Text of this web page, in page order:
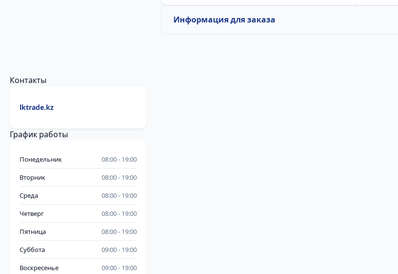
Информация для заказа
Контакты
lktrade.kz
График работы
Понедельник 08:00 19:00
Вторник 08:00 19:00
Среда 08:00 19:00
Четверг 08:00 19:00
Пятница 08:00 19:00
Суббота 09:00 19:00
Воскресенье 09:00 19:00